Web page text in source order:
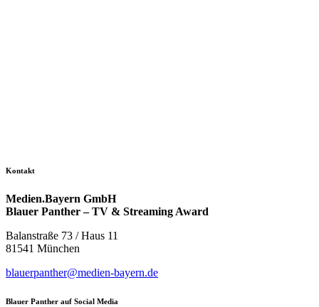
Kontakt
Medien.Bayern GmbH
Blauer Panther – TV & Streaming Award
Balanstraße 73 / Haus 11
81541 München
blauerpanther@medien-bayern.de
Blauer Panther auf Social Media